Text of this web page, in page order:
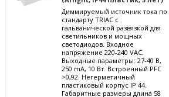
Диммируемый источник тока по
стандарту TRIAC с
гальванической развязкой для
светильников и мощных
светодиодов. Входное
напряжение 220-240 VAC.
Выходные параметры: 27-40 В,
250 mА, 10 Вт. Встроенный PFC
>0,92. Негерметичный
пластиковый корпус IP 44.
Габаритные размеры длина 58